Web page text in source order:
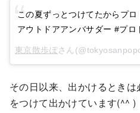
この夏ずっとつけてたからプ
アウトドアアンバサダー #プロ
東京散歩ぽ さん
その日以来、出かけるとき
をつけて出かけています(^^ )